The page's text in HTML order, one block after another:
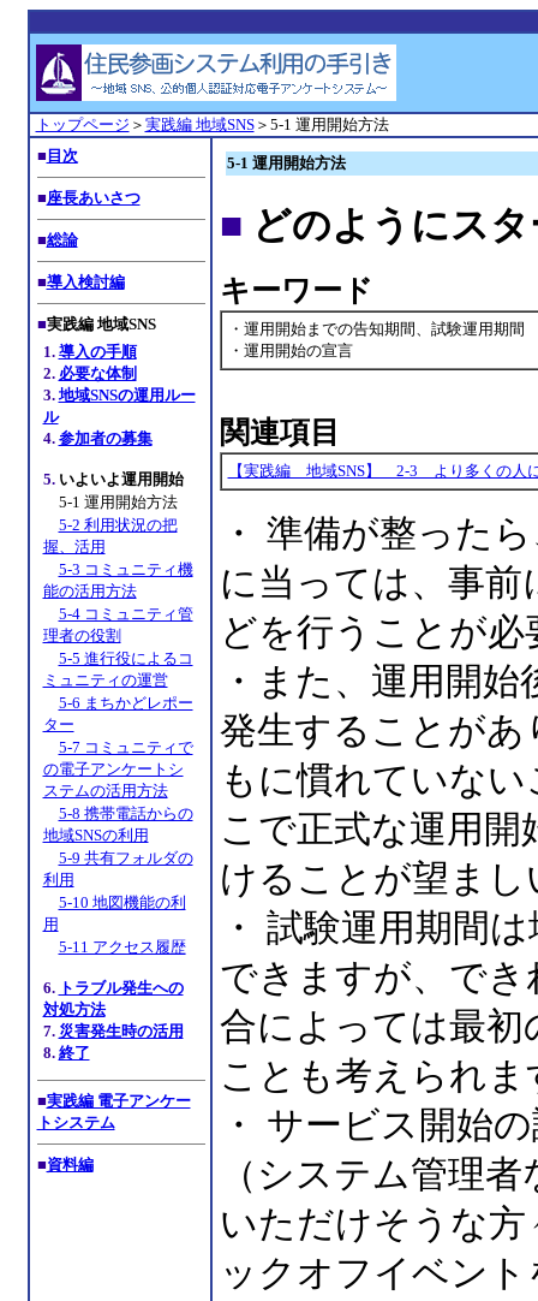
トップページ ＞ 実践編 地域SNS＞5-1 運用開始方法
■ 目次
■座長あいさつ
■総論
■導入検討編
■実践編 地域SNS
1. 導入の手順
2. 必要な体制
3. 地域SNSの運用ルー
ル
4. 参加者の募集
5. いよいよ運用開始
5-1 運用開始方法
5-2 利用状況の把
握、活用
5-3 コミュニティ機
能の活用方法
5-4 コミュニティ管
理者の役割
5-5 進行役によるコ
ミュニティの運営
5-6 まちかどレポー
ター
5-7 コミュニティで
の電子アンケートシ
ステムの活用方法
5-8 携帯電話からの
地域SNSの利用
5-9 共有フォルダの
利用
5-10 地図機能の利
用
5-11 アクセス履歴
6. トラブル発生への
対処方法
7. 災害発生時の活用
8. 終了
■実践編 電子アンケー
トシステム
■資料編
5-1 運用開始方法
■ どのようにス
キーワード
・運用開始までの告知期間、試験運用期間
・運用開始の宣言
関連項目
【実践編 地域SNS】 2-3 より多くの人
・ 準備が整った
に当っては、事前
どを行うことが必
・また、運用開
発生することがあ
もに慣れていな
こで正式な運用開
けることが望まし
・ 試験運用期間
できますが、でき
合によっては最初
ことも考えられま
・ サービス開始
（システム管理
いただけそうな
ックオフイベン